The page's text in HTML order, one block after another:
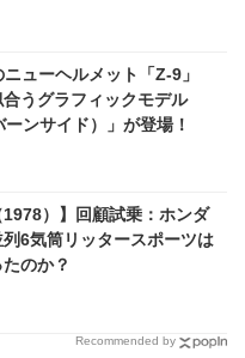
ニューヘルメット「Z-9」
うグラフィックモデル
ーンサイド）」が登場！
1978）】回顧試乗：ホンダ
6気筒リッタースポーツは
のか？
Recommended by